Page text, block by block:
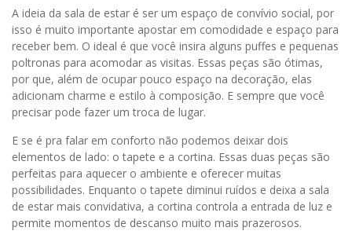
A ideia da sala de estar é ser um espaço de convívio social, por
isso é muito importante apostar em comodidade e espaço para
receber bem. O ideal é que você insira alguns puffes e pequenas
poltronas para acomodar as visitas. Essas peças são ótimas,
por que, além de ocupar pouco espaço na decoração, elas
adicionam charme e estilo à composição. E sempre que você
precisar pode fazer um troca de lugar.
E se é pra falar em conforto não podemos deixar dois
elementos de lado: o tapete e a cortina. Essas duas peças são
perfeitas para aquecer o ambiente e oferecer muitas
possibilidades. Enquanto o tapete diminui ruídos e deixa a sala
de estar mais convidativa, a cortina controla a entrada de luz e
permite momentos de descanso muito mais prazerosos.